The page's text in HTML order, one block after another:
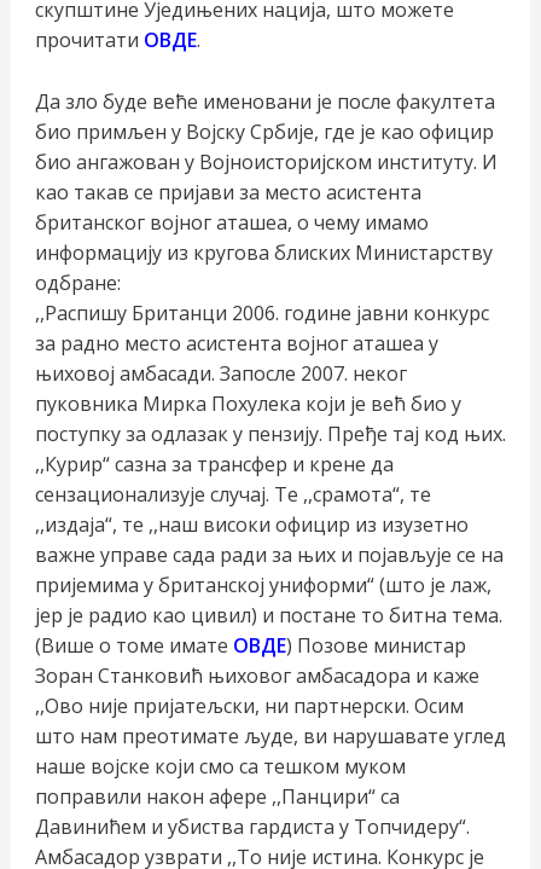
скупштине Уједињених нација, што можете
прочитати ОВДЕ.
Да зло буде веће именовани је после факултета
био примљен у Војску Србије, где је као официр
био ангажован у Војноисторијском институту. И
као такав се пријави за место асистента
британског војног аташеа, о чему имамо
информацију из кругова блиских Министарству
одбране:
,,Распишу Британци 2006. године јавни конкурс
за радно место асистента војног аташеа у
њиховој амбасади. Запосле 2007. неког
пуковника Мирка Похулека који је већ био у
поступку за одлазак у пензију. Пређе тај код њих.
,,Курир“ сазна за трансфер и крене да
сензационализује случај. Те ,,срамота“, те
,,издаја“, те ,,наш високи официр из изузетно
важне управе сада ради за њих и појављује се на
пријемима у британској униформи“ (што је лаж,
јер је радио као цивил) и постане то битна тема.
(Више о томе имате ОВДЕ) Позове министар
Зоран Станковић њиховог амбасадора и каже
,,Ово није пријатељски, ни партнерски. Осим
што нам преотимате људе, ви нарушавате углед
наше војске који смо са тешком муком
поправили након афере ,,Панцири“ са
Давинићем и убиства гардиста у Топчидеру“.
Амбасадор узврати ,,То није истина. Конкурс је